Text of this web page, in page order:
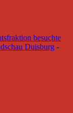
besuchte
Duisburg -